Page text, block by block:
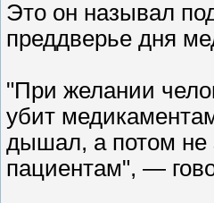
Это он называл
преддверье дня
"При желании
убит
дышал, а потом не
пациентам", —